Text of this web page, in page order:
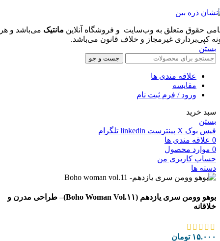
حقوق متعلق به وب‌سایت و فروشگاه‌ آنلاین مانتیک می‌باشد و هر
کپی‌برداری غیرمجاز و خلاف قانون می‌باشد.
بستن
جست و جو
علاقه مندی ها
مقایسه
ورود / فرم ثبت نام
سبد خرید
بستن
فیس بوک X پینترست linkedin تلگرام
0 علاقه مندی ها
0 موارد محصول
حساب کاربری من
دسته ها
بوهو وومن سری یازدهم (Boho Woman Vol.۱۱)– طراحی مدرن و
خلاقانه
۱۵.۰۰۰ تومان